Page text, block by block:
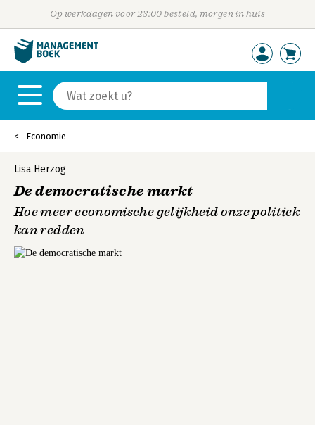
Op werkdagen voor 23:00 besteld, morgen in huis
Economie
Lisa Herzog
De democratische markt
Hoe meer economische gelijkheid onze politiek
kan redden